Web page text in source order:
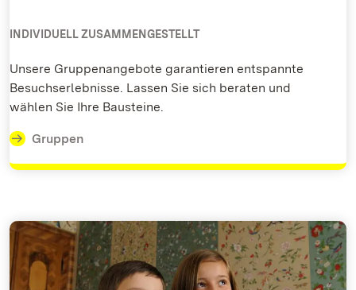
INDIVIDUELL ZUSAMMENGESTELLT
Unsere Gruppenangebote garantieren entspannte
Besuchserlebnisse. Lassen Sie sich beraten und
wählen Sie Ihre Bausteine.
Gruppen